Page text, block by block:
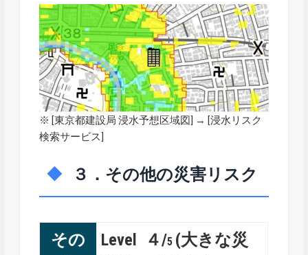
※ [東京都建設局 浸水予想区域図] → [浸水リスク
検索サービス]
３．その他の災害リスク
その
Level ４/5 (大きな災